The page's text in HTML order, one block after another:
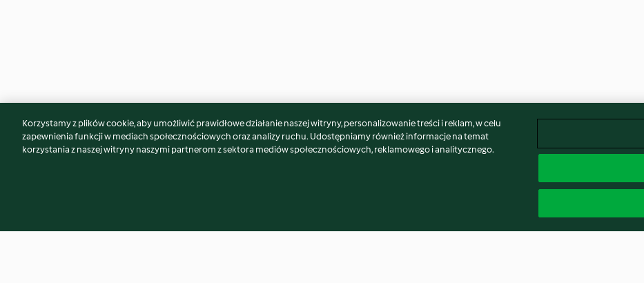
Może spodoba Ci się również...
Korzystamy z plików cookie, aby umożliwić prawidłowe działanie naszej witryny, personalizowanie treści i reklam, w celu
zapewnienia funkcji w mediach społecznościowych oraz analizy ruchu. Udostępniamy również informacje na temat
korzystania z naszej witryny naszymi partnerom z sektora mediów społecznościowych, reklamowego i analitycznego.